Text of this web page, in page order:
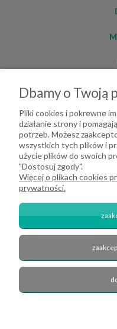
2026 DeHome.pl | Tekstylia
Pierściec | E-mail:
CYWILNA BARTŁOMIEJ
REGON: 240709729
pokaż
Sklep
Dbamy o Twoją
Pliki cookies i pokrewne
działanie strony i
potrzeb. Możesz
wszystkich tych plików i
użycie plików do swoich
"Dostosuj zgody".
Więcej o plikach cookies
prywatności.